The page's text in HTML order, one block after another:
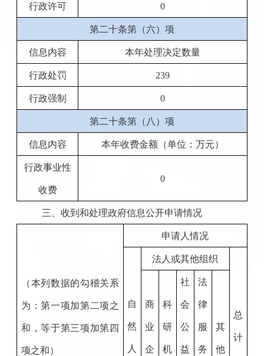
行政许可 0
第二十条第（六）项
信息内容 本年处理决定数量
行政处罚 239
行政强制 0
第二十条第（八）项
信息内容 本年收费金额（单位：万元）
行政事业性
收费
0
三、收到和处理政府信息公开申请情况
（本列数据的勾稽关系
为：第一项加第二项之
和，等于第三项加第四
项之和）
申请人情况
自
然
人
法人或其他组织
总
计
商
业
企
科
研
机
社
会
公
益
法
律
服
务
其
他